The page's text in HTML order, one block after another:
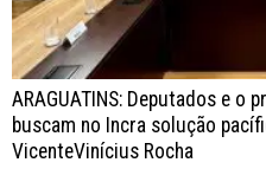
ARAGUATINS: Deputados e o
buscam no Incra solução
VicenteVinícius Rocha